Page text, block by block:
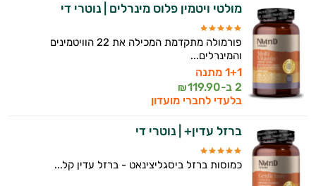
מולטי ויטמין פלוס מינרלים | נוטרי די
פורמולה מתקדמת המכילה את 22 הוויטמינים
והמינרלים...
1+1 מתנה
2 ב-
119.90
₪
בלעדי לחברי מועדון
ברזל עדין+ | נוטרי די
כמוסות ברזל ביסגליצינאט - ברזל עדין קל...